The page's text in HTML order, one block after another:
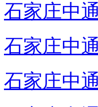
石家庄中
石家庄中
石家庄中